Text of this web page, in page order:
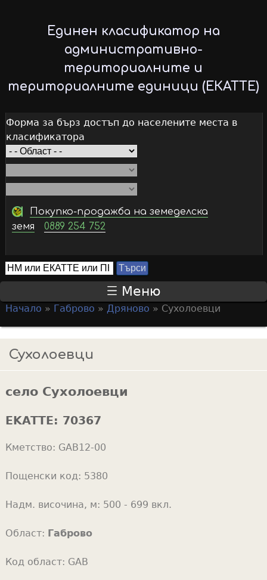
to
main
content
Единен класификатор на
административно-
териториалните и
териториалните единици (ЕКАТТЕ)
Форма за бърз достъп до населените места в
класификатора
Покупко-продажба на земеделска
земя
0889 254 752
S
e
r
c
h
f
r
m
Т
ъ
с
и
Меню
o
u
r
e
e
Начало » Габрово » Дряново » Сухолоевци
Сухолоевци
село Сухолоевци
EKATTE: 70367
Кметство: GAB12-00
Пощенски код: 5380
Надм. височина, м: 500 - 699 вкл.
Област: Габрово
Код област: GAB